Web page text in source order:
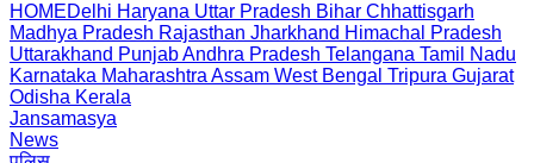
HOMEDelhi Haryana Uttar Pradesh Bihar Chhattisgarh
Madhya Pradesh Rajasthan Jharkhand Himachal Pradesh
Uttarakhand PunjabAndhra Pradesh Telangana Tamil Nadu
Karnataka Maharashtra Assam West Bengal Tripura Gujarat
Odisha Kerala
Jansamasya
News